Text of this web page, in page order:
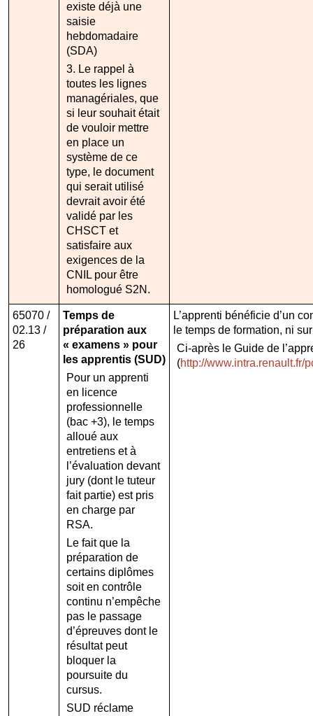
existe déjà une
saisie
hebdomadaire
(SDA)
3. Le rappel à
toutes les lignes
managériales, que
si leur souhait était
de vouloir mettre
en place un
système de ce
type, le document
qui serait utilisé
devrait avoir été
validé par les
CHSCT et
satisfaire aux
exigences de la
CNIL pour être
homologué S2N.
65070 /
02.13 /
26
Temps de
préparation aux
« examens » pour
les apprentis (SUD)
Pour un apprenti
en licence
professionnelle
(bac +3), le temps
alloué aux
entretiens et à
l’évaluation devant
jury (dont le tuteur
fait partie) est pris
en charge par
RSA.
Le fait que la
préparation de
certains diplômes
soit en contrôle
continu n’empêche
pas le passage
d’épreuves dont le
résultat peut
bloquer la
poursuite du
cursus.
SUD réclame
L’apprenti bénéficie d’un
le temps de formation, ni
Ci-après le Guide de
(http://www.intra.renault.fr/